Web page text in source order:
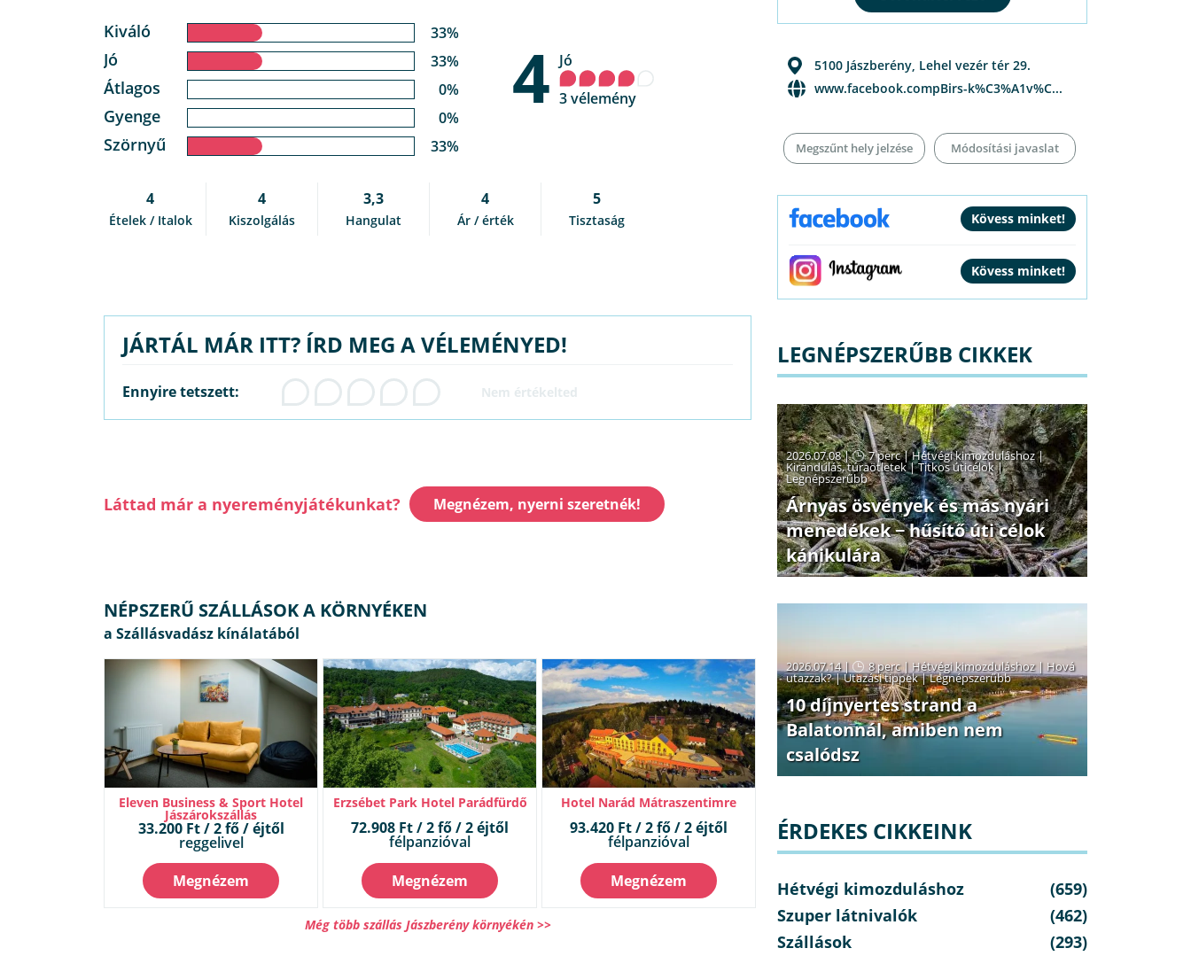
Kiváló 33%
Jó 33%
Átlagos 0%
Gyenge 0%
Szörnyű 33%
4 Jó
3 vélemény
4
Ételek / Italok
4
Kiszolgálás
3,3
Hangulat
4
Ár / érték
5
Tisztaság
JÁRTÁL MÁR ITT? ÍRD MEG A VÉLEMÉNYED!
Ennyire tetszett:
Láttad már a nyereményjátékunkat? Megnézem, nyerni szeretnék!
NÉPSZERŰ SZÁLLÁSOK A KÖRNYÉKEN
Eleven Business & Sport Hotel
Jászárokszállás
33.200 Ft / 2 fő / éjtől
reggelivel
Megnézem
Erzsébet Park Hotel Parádfürdő
72.908 Ft / 2 fő / 2 éjtől
félpanzióval
Megnézem
Hotel Narád Mátraszentimre
93.420 Ft / 2 fő / 2 éjtől
félpanzióval
Megnézem
Még több szállás Jászberény környékén >>
5100 Jászberény, Lehel vezér tér 29.
www.facebook.compBirs-k%C3%A1v%C...
Megszűnt hely jelzése Módosítási javaslat
LEGNÉPSZERŰBB CIKKEK
2026.07.08 | 7 perc|Hétvégi kimozduláshoz|
Kirándulás, túraötletek|Titkos úticélok|
Legnépszerűbb
Árnyas ösvények és más nyári
menedékek − hűsítő úti célok
kánikulára
2026.07.14 | 8 perc| Hétvégi kimozduláshoz| Hová
utazzak?|Utazási tippek|Legnépszerűbb
10 díjnyertes strand a
Balatonnál, amiben nem
csalódsz
ÉRDEKES CIKKEINK
Hétvégi kimozduláshoz
(659)
Szuper látnivalók
(462)
Szállások
(293)